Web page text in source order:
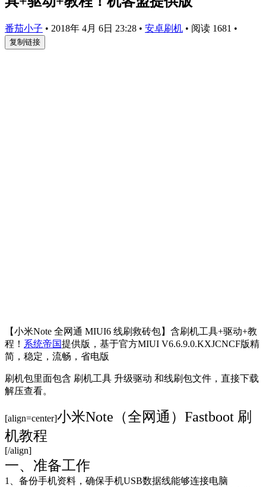
番茄小子 • 2018年 4月 6日 23:28 • 安卓刷机 • 阅读 1681 •
复制链接
【小米Note 全网通 MIUI6 线刷救砖包】含刷机工具+驱动+教
程！ 系统帝国提供版，基于官方MIUI V6.6.9.0.KXJCNCF版精
简，稳定，流畅，省电版
刷机包里面包含 刷机工具 升级驱动 和线刷包文件，直接下载
解压查看。
[align=center]小米Note（全网通）Fastboot 刷
机教程
[/align]
一、准备工作
1、备份手机资料，确保手机USB数据线能够连接电脑